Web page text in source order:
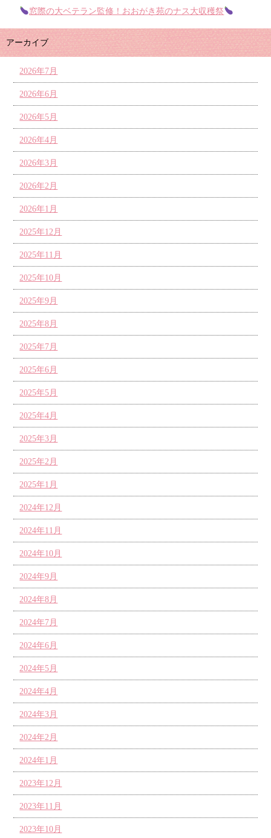
窓際の大ベテラン監修！おおがき苑のナス大収穫祭
アーカイブ
2026年7月
2026年6月
2026年5月
2026年4月
2026年3月
2026年2月
2026年1月
2025年12月
2025年11月
2025年10月
2025年9月
2025年8月
2025年7月
2025年6月
2025年5月
2025年4月
2025年3月
2025年2月
2025年1月
2024年12月
2024年11月
2024年10月
2024年9月
2024年8月
2024年7月
2024年6月
2024年5月
2024年4月
2024年3月
2024年2月
2024年1月
2023年12月
2023年11月
2023年10月